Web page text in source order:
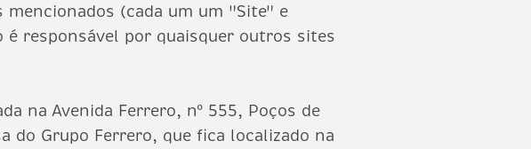
(cada um um "Site" e
responsável por quaisquer outros sites
na Avenida Ferrero, nº 555, Poços de
do Grupo Ferrero, que fica localizado na